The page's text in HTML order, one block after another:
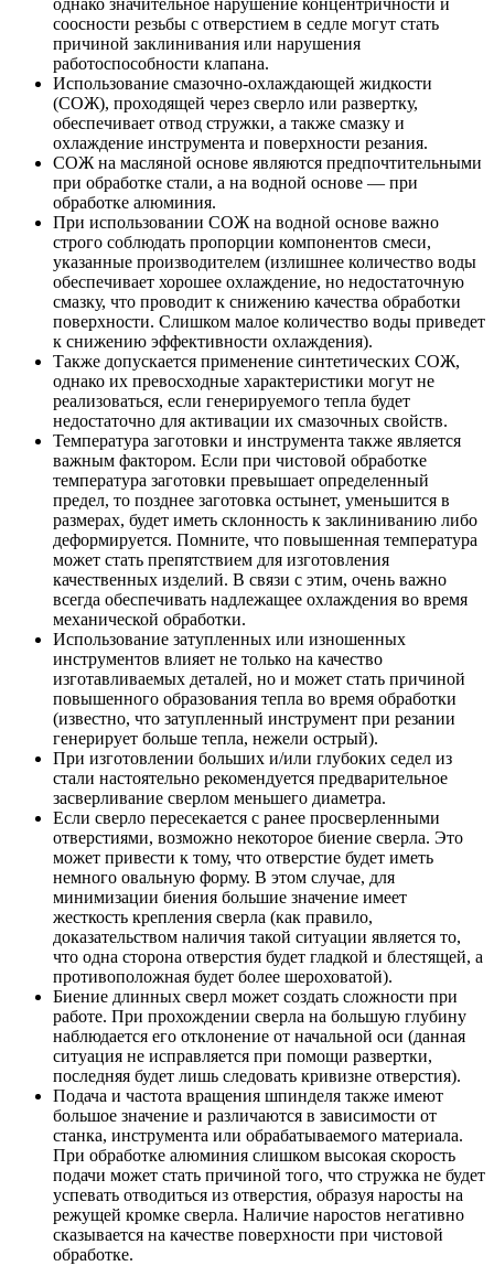
однако значительное нарушение концентричности и
соосности резьбы с отверстием в седле могут стать
причиной заклинивания или нарушения
работоспособности клапана.
Использование смазочно-охлаждающей жидкости
(СОЖ), проходящей через сверло или развертку,
обеспечивает отвод стружки, а также смазку и
охлаждение инструмента и поверхности резания.
СОЖ на масляной основе являются предпочтительными
при обработке стали, а на водной основе — при
обработке алюминия.
При использовании СОЖ на водной основе важно
строго соблюдать пропорции компонентов смеси,
указанные производителем (излишнее количество воды
обеспечивает хорошее охлаждение, но недостаточную
смазку, что проводит к снижению качества обработки
поверхности. Слишком малое количество воды приведет
к снижению эффективности охлаждения).
Также допускается применение синтетических СОЖ,
однако их превосходные характеристики могут не
реализоваться, если генерируемого тепла будет
недостаточно для активации их смазочных свойств.
Температура заготовки и инструмента также является
важным фактором. Если при чистовой обработке
температура заготовки превышает определенный
предел, то позднее заготовка остынет, уменьшится в
размерах, будет иметь склонность к заклиниванию либо
деформируется. Помните, что повышенная температура
может стать препятствием для изготовления
качественных изделий. В связи с этим, очень важно
всегда обеспечивать надлежащее охлаждения во время
механической обработки.
Использование затупленных или изношенных
инструментов влияет не только на качество
изготавливаемых деталей, но и может стать причиной
повышенного образования тепла во время обработки
(известно, что затупленный инструмент при резании
генерирует больше тепла, нежели острый).
При изготовлении больших и/или глубоких седел из
стали настоятельно рекомендуется предварительное
засверливание сверлом меньшего диаметра.
Если сверло пересекается с ранее просверленными
отверстиями, возможно некоторое биение сверла. Это
может привести к тому, что отверстие будет иметь
немного овальную форму. В этом случае, для
минимизации биения большие значение имеет
жесткость крепления сверла (как правило,
доказательством наличия такой ситуации является то,
что одна сторона отверстия будет гладкой и блестящей, а
противоположная будет более шероховатой).
Биение длинных сверл может создать сложности при
работе. При прохождении сверла на большую глубину
наблюдается его отклонение от начальной оси (данная
ситуация не исправляется при помощи развертки,
последняя будет лишь следовать кривизне отверстия).
Подача и частота вращения шпинделя также имеют
большое значение и различаются в зависимости от
станка, инструмента или обрабатываемого материала.
При обработке алюминия слишком высокая скорость
подачи может стать причиной того, что стружка не будет
успевать отводиться из отверстия, образуя наросты на
режущей кромке сверла. Наличие наростов негативно
сказывается на качестве поверхности при чистовой
обработке.